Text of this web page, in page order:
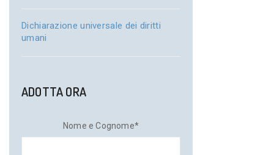
Dichiarazione universale dei diritti
umani
ADOTTA ORA
Nome e Cognome*